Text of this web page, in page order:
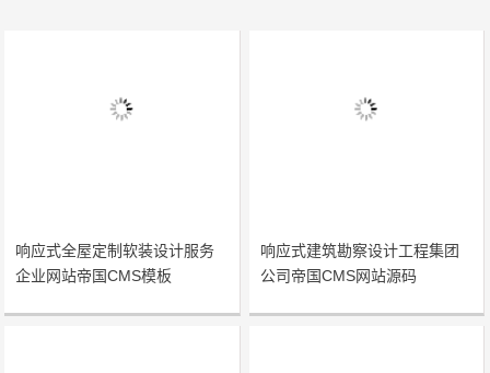
响应式全屋定制软装设计服务
企业网站帝国CMS模板
响应式建筑勘察设计工程集团
公司帝国CMS网站源码